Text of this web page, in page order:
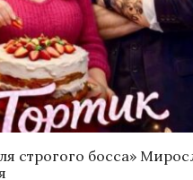
строгого босса»